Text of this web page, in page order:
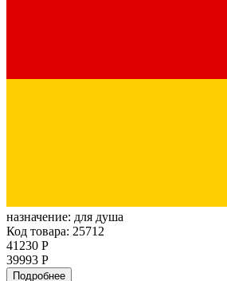
назначение: для душа
Код товара: 25712
41230 Р
39993 Р
Подробнее